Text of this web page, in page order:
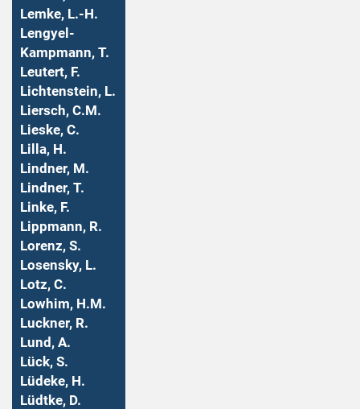
Lemke, L.-H.
Lengyel-
Kampmann, T.
Leutert, F.
Lichtenstein, L.
Liersch, C.M.
Lieske, C.
Lilla, H.
Lindner, M.
Lindner, T.
Linke, F.
Lippmann, R.
Lorenz, S.
Losensky, L.
Lotz, C.
Lowhim, H.M.
Luckner, R.
Lund, A.
Lück, S.
Lüdeke, H.
Lüdtke, D.